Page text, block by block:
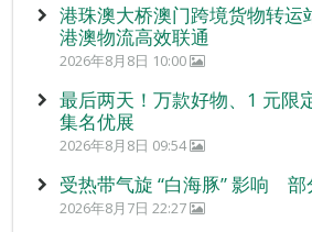
港珠澳大桥澳门跨境货物转运
港澳物流高效联通
2026年8月8日 10:00
最后两天！万款好物、1 元限
集名优展
2026年8月8日 09:54
受热带气旋 “白海豚” 影响 部
2026年8月7日 22:27